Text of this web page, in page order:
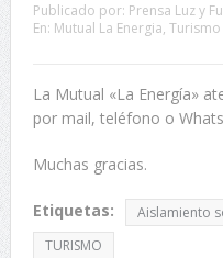
Publicado por: Prensa Luz y
En: Mutual La Energia, Turismo
La Mutual «La Energía»
por mail, teléfono o
Muchas gracias.
Etiquetas: Aislamiento
TURISMO